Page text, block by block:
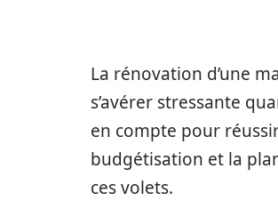
La rénovation d’une
s’avérer stressante
en compte pour
budgétisation et la
ces volets.